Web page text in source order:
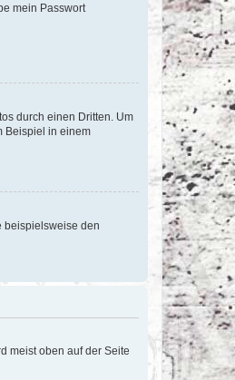
mein Passwort
durch einen Dritten. Um
Beispiel in einem
beispielsweise den
meist oben auf der Seite